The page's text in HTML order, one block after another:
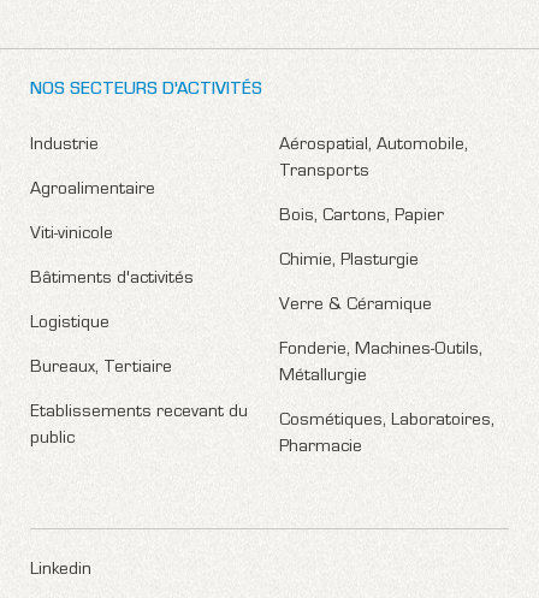
NOS SECTEURS D'ACTIVITÉS
Industrie
Agroalimentaire
Viti-vinicole
Bâtiments d'activités
Logistique
Bureaux, Tertiaire
Etablissements recevant du
public
Aérospatial, Automobile,
Transports
Bois, Cartons, Papier
Chimie, Plasturgie
Verre & Céramique
Fonderie, Machines-Outils,
Métallurgie
Cosmétiques, Laboratoires,
Pharmacie
Linkedin